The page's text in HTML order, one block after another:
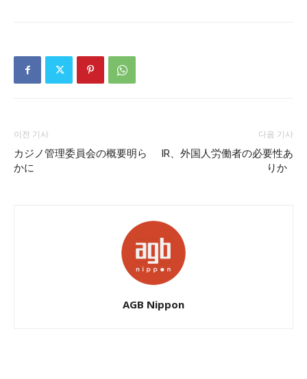
이전 기사
カジノ管理委員会の概要明ら
かに
다음 기사
IR、外国人労働者の必要性あ
りか
AGB Nippon